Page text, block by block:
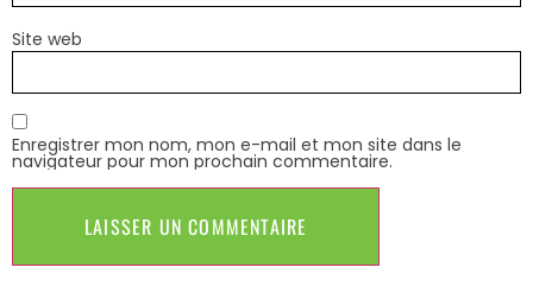
Site web
Enregistrer mon nom, mon e-mail et mon site dans le
navigateur pour mon prochain commentaire.